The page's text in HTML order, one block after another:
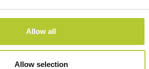
Allow all
Allow selection